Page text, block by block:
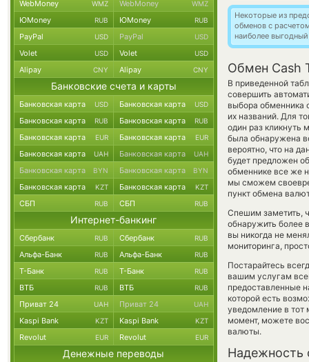
Некоторые из
обменов с
наиболее
Обмен Cash
В приведенной
совершить
выбора обменника
их названий. Для
один раз кликнуть
была обнаружена
вероятно, что на
будет предложен
обменнике все же
мы сможем
пункт обмена
Спешим заметить,
обнаружить более
вы никогда не
мониторинга,
Постарайтесь
вашим услугам
предоставленные
которой есть
уведомление в тот
момент, можете
валюты.
Надежность
WebMoney WMZ WebMoney WMZ
ЮMoney RUB ЮMoney RUB
PayPal USD PayPal USD
Volet USD Volet USD
Alipay CNY Alipay CNY
Банковские счета и карты
Банковская карта USD Банковская карта USD
Банковская карта RUB Банковская карта RUB
Банковская карта EUR Банковская карта EUR
Банковская карта UAH Банковская карта UAH
Банковская карта BYN Банковская карта BYN
Банковская карта KZT Банковская карта KZT
СБП RUB СБП RUB
Интернет-банкинг
Сбербанк RUB Сбербанк RUB
Альфа-Банк RUB Альфа-Банк RUB
Т-Банк RUB Т-Банк RUB
ВТБ RUB ВТБ RUB
Приват 24 UAH Приват 24 UAH
Kaspi Bank KZT Kaspi Bank KZT
Revolut EUR Revolut EUR
Денежные переводы